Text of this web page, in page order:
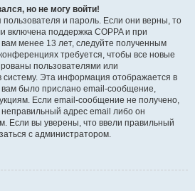
но не могу войти!
и пароль. Если они верны, то
включена поддержка COPPA и при
вам менее 13 лет, следуйте полученным
требуется, чтобы все новые
пользователями или
систему. Эта информация отображается в
вам было прислано email-сообщение,
Если email-сообщение не получено,
адрес email либо он
Если вы уверены, что ввели правильный
с администратором.